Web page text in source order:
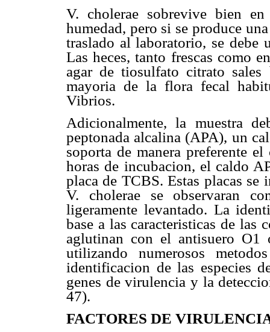
V. cholerae sobrevive bien
humedad, pero si se produce
traslado al laboratorio, se debe
Las heces, tanto frescas como
agar de tiosulfato citrato
mayoria de la flora fecal
Vibrios.
Adicionalmente, la muestra
peptonada alcalina (APA), un
soporta de manera preferente
horas de incubacion, el caldo
placa de TCBS. Estas placas
V. cholerae se observaran
ligeramente levantado. La
base a las caracteristicas de las
aglutinan con el antisuero
utilizando numerosos
identificacion de las especies
genes de virulencia y la
47).
FACTORES DE